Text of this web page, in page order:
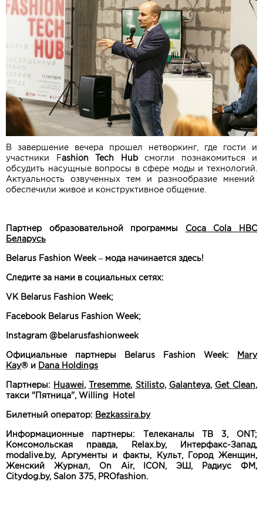
В завершение вечера прошел нетворкинг, где гости и
участники Fashion Tech Hubсмогли познакомиться и
обсудить насущные вопросы в сфере моды и технологий.
Актуальность озвученных тем и разнообразие мнений
обеспечили живое и конструктивное общение.
Партнер образовательной программы Coca Cola HBC
Беларусь
Belarus Fashion Week – мода начинается здесь!
Следите за нами в социальных сетях:
VK Belarus Fashion Week;
Facebook Belarus Fashion Week;
Instagram @belarusfashionweek
Официальные партнеры Belarus Fashion Week:
Mary
Kay® и Dana Holdings
Партнеры: Huawei,Tresemme, Stilisto, Galanteya, Get Clean,
такси "Пятница", Willing Hotel
Билетный оператор: Bezkassira.by
Информационные партнеры: Телеканалы ТВ 3, ONT;
Комсомольская правда, Relax.by, Интерфакс-Запад,
modalive.by, Аргументы и факты, Культ, Город Женщин,
Женский Журнал, On Air, ICON, ЭШ, Радиус ФМ,
Citydog.by, Salon 375, PROfashion.